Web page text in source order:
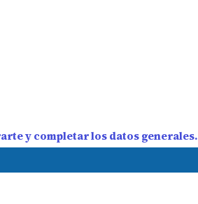
y completar los datos generales.